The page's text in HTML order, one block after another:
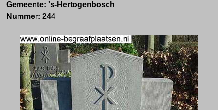
Gemeente: 's-Hertogenbosch
Nummer: 244